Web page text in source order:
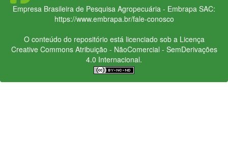
Empresa Brasileira de Pesquisa Agropecuária - Embrapa SAC:
https://www.embrapa.br/fale-conosco
O conteúdo do repositório está licenciado sob a Licença
Creative CommonsAtribuição - NãoComercial - SemDerivações
4.0 Internacional.